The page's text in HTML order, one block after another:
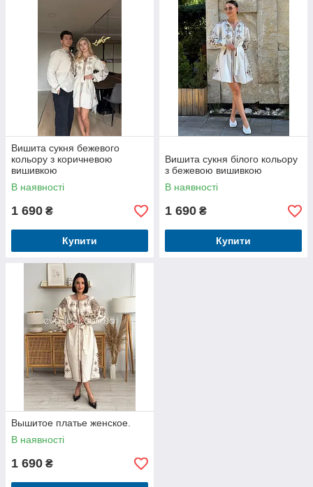
Вишита сукня бежевого
кольору з коричневою
вишивкою
В наявності
1 690 ₴
Купити
Вишита сукня білого кольору
з бежевою вишивкою
В наявності
1 690 ₴
Купити
Вышитое платье женское.
В наявності
1 690 ₴